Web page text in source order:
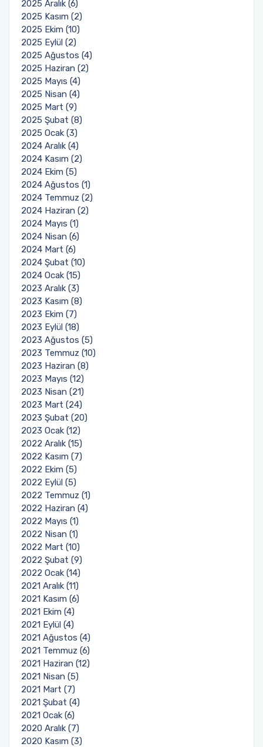
2025 Aralık (6)
2025 Kasım (2)
2025 Ekim (10)
2025 Eylül (2)
2025 Ağustos (4)
2025 Haziran (2)
2025 Mayıs (4)
2025 Nisan (4)
2025 Mart (9)
2025 Şubat (8)
2025 Ocak (3)
2024 Aralık (4)
2024 Kasım (2)
2024 Ekim (5)
2024 Ağustos (1)
2024 Temmuz (2)
2024 Haziran (2)
2024 Mayıs (1)
2024 Nisan (6)
2024 Mart (6)
2024 Şubat (10)
2024 Ocak (15)
2023 Aralık (3)
2023 Kasım (8)
2023 Ekim (7)
2023 Eylül (18)
2023 Ağustos (5)
2023 Temmuz (10)
2023 Haziran (8)
2023 Mayıs (12)
2023 Nisan (21)
2023 Mart (24)
2023 Şubat (20)
2023 Ocak (12)
2022 Aralık (15)
2022 Kasım (7)
2022 Ekim (5)
2022 Eylül (5)
2022 Temmuz (1)
2022 Haziran (4)
2022 Mayıs (1)
2022 Nisan (1)
2022 Mart (10)
2022 Şubat (9)
2022 Ocak (14)
2021 Aralık (11)
2021 Kasım (6)
2021 Ekim (4)
2021 Eylül (4)
2021 Ağustos (4)
2021 Temmuz (6)
2021 Haziran (12)
2021 Nisan (5)
2021 Mart (7)
2021 Şubat (4)
2021 Ocak (6)
2020 Aralık (7)
2020 Kasım (3)